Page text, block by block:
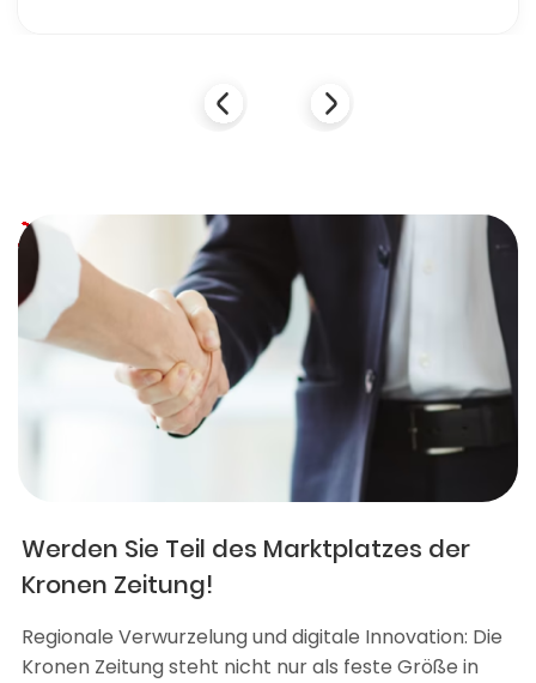
Werden Sie Teil des Marktplatzes der
Kronen Zeitung!
Regionale Verwurzelung und digitale Innovation: Die
Kronen Zeitung steht nicht nur als feste Größe in